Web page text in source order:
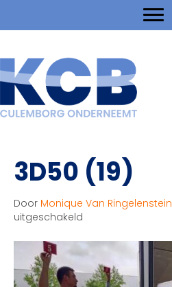
3D50 (19)
Door Monique Van Ringelenstein
uitgeschakeld
(19)